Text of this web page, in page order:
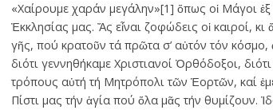
«Χαίρουμε χαράν μεγάλην»[1] ὅπως οἱ Μάγοι
Ἐκκλησίας μας. Ἄς εἶναι ζοφώδεις οἱ καιροί,
γῆς, πού κρατοῦν τά πρῶτα σ’ αὐτόν τόν κόσμο,
διότι γεννηθήκαμε Χριστιανοί Ὀρθόδοξοι,
τρόπους αὐτή τή Μητρόπολι τῶν Ἑορτῶν, καί
Πίστι μας τήν ἁγία πού ὅλα μᾶς τήν